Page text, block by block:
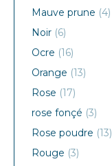
Mauve prune (4)
Noir (6)
Ocre (16)
Orange (13)
Rose (17)
rose fonçé (3)
Rose poudre (13)
Rouge (3)